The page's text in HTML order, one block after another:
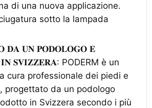
di una nuova applicazione.
sotto la lampada
𝐃𝐀 𝐔𝐍 𝐏𝐎𝐃𝐎𝐋𝐎𝐆𝐎 𝐄
𝐒𝐕𝐈𝐙𝐙𝐄𝐑𝐀: PODERM è un
cura professionale dei piedi e
progettato da un podologo
in Svizzera secondo i più